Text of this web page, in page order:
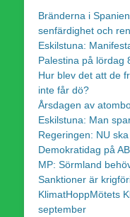
Bränderna i
senfärdighet och
Eskilstuna:
Palestina på lördag
Hur blev det att de
inte får dö?
Årsdagen av
Eskilstuna: Man
Regeringen: NU
Demokratidag på
MP: Sörmland
Sanktioner är
KlimatHoppMötets
september